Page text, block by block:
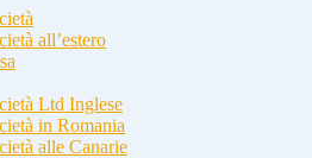
all’estero
Ltd Inglese
in Romania
alle Canarie